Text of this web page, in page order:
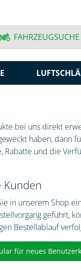
FAHRZEUGSUCHE
bei uns direkt
haben, dann
Rabatte und die
Kunden
in unserem Shop
geführt,
Bestellablauf
für neues